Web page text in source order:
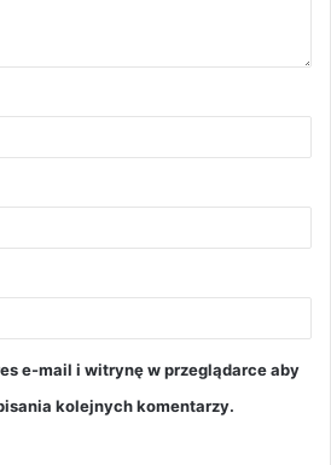
e-mail i witrynę w przeglądarce aby
kolejnych komentarzy.